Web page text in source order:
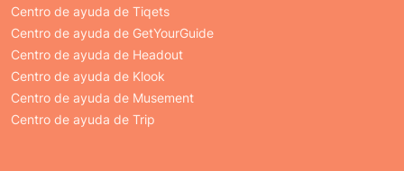
Centro de ayuda de Tiqets
Centro de ayuda de GetYourGuide
Centro de ayuda de Headout
Centro de ayuda de Klook
Centro de ayuda de Musement
Centro de ayuda de Trip